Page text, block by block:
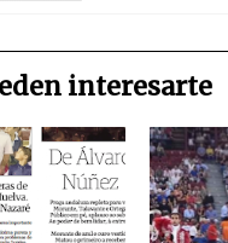
interesarte